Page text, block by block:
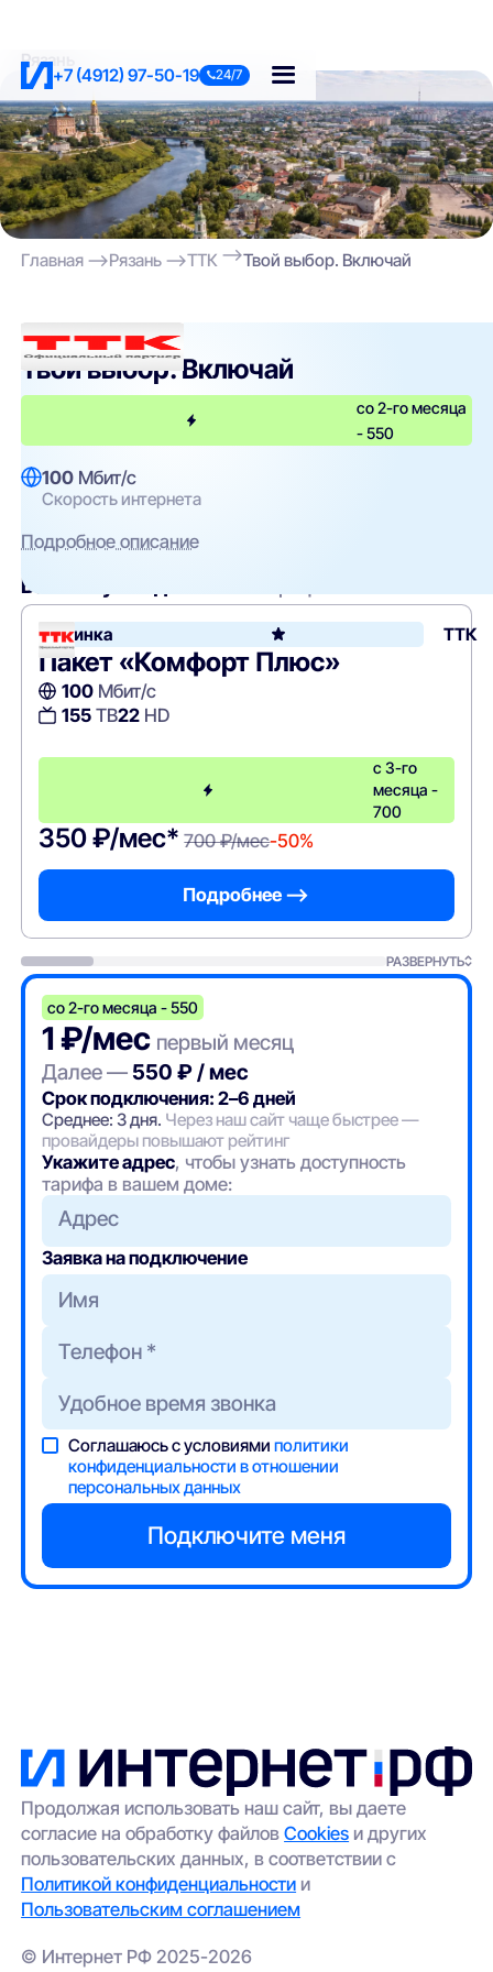
+7 (4912) 97-50-19 24/7
Рязань
Главная Рязань ТТК Твой выбор. Включай
ТТК
Твой выбор. Включай
со 2-го месяца
- 550
100 Мбит/с
Скорость интернета
Подробное описание
Вам могут подойти
Новинка ТТК
Пакет «Комфорт Плюс»
100Мбит/с
155ТВ22HD
с 3-го
месяца -
700
350 ₽/мес* 700 ₽/мес-50%
Подробнее —>
РАЗВЕРНУТЬ
со 2-го месяца - 550
1 ₽/мес первый месяц
Далее — 550 ₽ / мес
Срок подключения: 2–6 дней
Среднее: 3 дня. Через наш сайт чаще быстрее —
провайдеры повышают рейтинг
Укажите адрес, чтобы узнать доступность
тарифа в вашем доме:
Адрес
Заявка на подключение
Соглашаюсь с условиямиполитики
конфиденциальности в отношении
персональных данных
Продолжая использовать наш сайт, вы даете
согласие на обработку файловCookies и других
пользовательских данных, в соответствии с
Политикой конфиденциальности и
Пользовательским соглашением
© Интернет РФ 2025-2026